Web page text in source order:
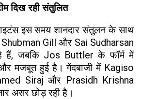
दिख रही संतुलित
इस समय शानदार संतुलन के साथ
Gill और Sai Sudharsan
हैं, जबकि Jos Buttler के फॉर्म में
मजबूत हुई है। गेंदबाजी में Kagiso
Siraj और Prasidh Krishna
असर छोड़ रही है।